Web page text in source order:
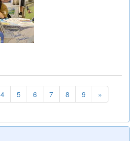
4 5 6 7 8 9 »